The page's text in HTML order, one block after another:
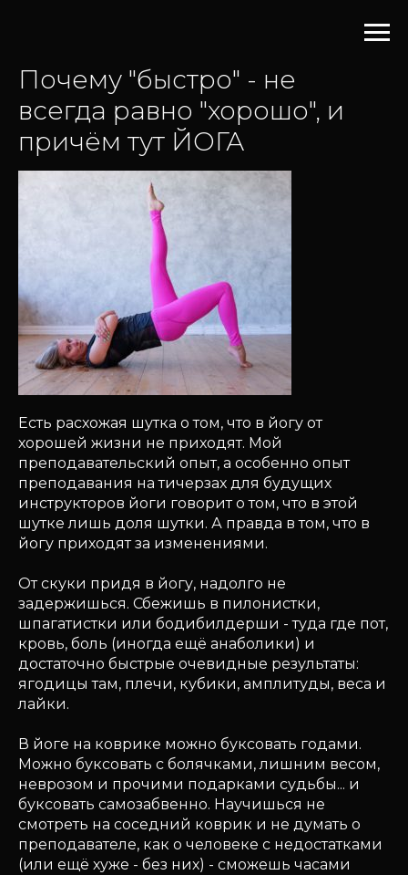
Почему "быстро" - не
всегда равно "хорошо", и
причём тут ЙОГА
Есть расхожая шутка о том, что в йогу от
хорошей жизни не приходят. Мой
преподавательский опыт, а особенно опыт
преподавания на тичерзах для будущих
инструкторов йоги говорит о том, что в этой
шутке лишь доля шутки. А правда в том, что в
йогу приходят за изменениями.
От скуки придя в йогу, надолго не
задержишься. Сбежишь в пилонистки,
шпагатистки или бодибилдерши - туда где пот,
кровь, боль (иногда ещё анаболики) и
достаточно быстрые очевидные результаты:
ягодицы там, плечи, кубики, амплитуды, веса и
лайки.
В йоге на коврике можно буксовать годами.
Можно буксовать с болячками, лишним весом,
неврозом и прочими подарками судьбы... и
буксовать самозабвенно. Научишься не
смотреть на соседний коврик и не думать о
преподавателе, как о человеке с недостатками
(или ещё хуже - без них) - сможешь часами